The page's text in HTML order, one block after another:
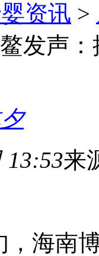
资讯 >
发声
13:53来
，海南